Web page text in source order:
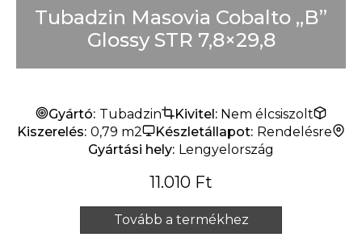
Tubadzin Masovia Cobalto „B”
Glossy STR 7,8×29,8
Gyártó: Tubadzin Kivitel: Nem élcsiszolt
Kiszerelés: 0,79 m2 Készletállapot: Rendelésre
Gyártási hely: Lengyelország
11.010 Ft
Tovább a termékhez